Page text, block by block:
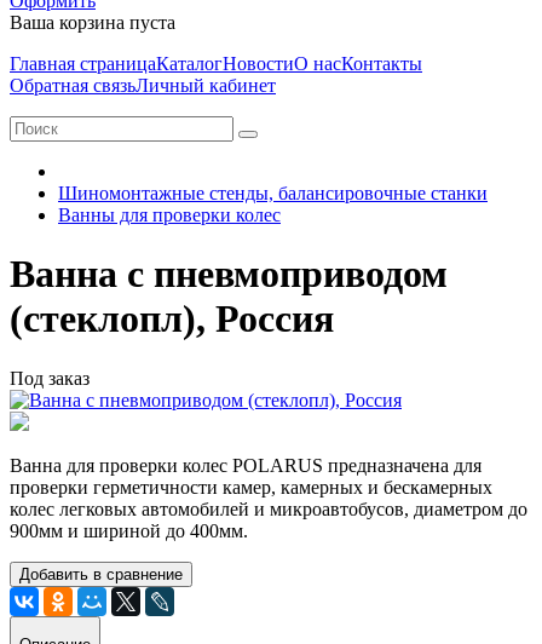
Ваша корзина пуста
Главная страницаКаталогНовостиО насКонтакты
Обратная связьЛичный кабинет
Шиномонтажные стенды, балансировочные станки
Ванны для проверки колес
Ванна с пневмоприводом
(стеклопл), Россия
Под заказ
Ванна для проверки колес POLARUS предназначена для
проверки герметичности камер, камерных и бескамерных
колес легковых автомобилей и микроавтобусов, диаметром до
900мм и шириной до 400мм.
Добавить в сравнение